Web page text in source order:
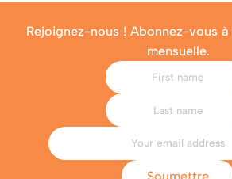
Rejoignez-nous ! Abonnez-vous
mensuelle.